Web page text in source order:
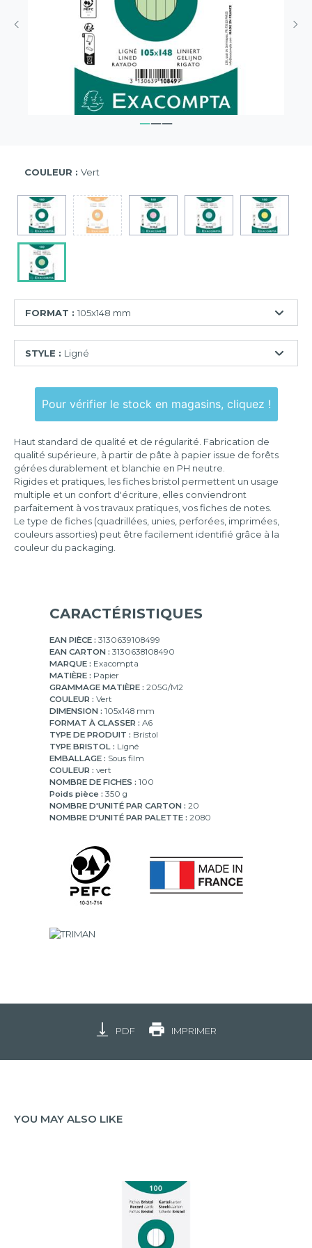
COULEUR : Vert
FORMAT : 105x148 mm
mm
100x150
mm
105x148
mm
125x200
mm
STYLE : Ligné
Quadrillé
perforé
Uni
Pour vérifier le stock en magasins, cliquez !
Haut standard de qualité et de régularité. Fabrication de
qualité supérieure, à partir de pâte à papier issue de forêts
gérées durablement et blanchie en PH neutre.
Rigides et pratiques, les fiches bristol permettent un usage
multiple et un confort d'écriture, elles conviendront
parfaitement à vos travaux pratiques, vos fiches de notes.
Le type de fiches (quadrillées, unies, perforées, imprimées,
couleurs assorties) peut être facilement identifié grâce à la
couleur du packaging.
CARACTÉRISTIQUES
EAN PIÈCE : 3130639108499
EAN CARTON : 3130638108490
MARQUE : Exacompta
MATIÈRE : Papier
GRAMMAGE MATIÈRE : 205G/M2
COULEUR : Vert
DIMENSION : 105x148 mm
FORMAT À CLASSER : A6
TYPE DE PRODUIT : Bristol
TYPE BRISTOL : Ligné
EMBALLAGE : Sous film
COULEUR : vert
NOMBRE DE FICHES : 100
Poids pièce : 350 g
NOMBRE D'UNITÉ PAR CARTON : 20
NOMBRE D'UNITÉ PAR PALETTE : 2080
PDF IMPRIMER
YOU MAY ALSO LIKE